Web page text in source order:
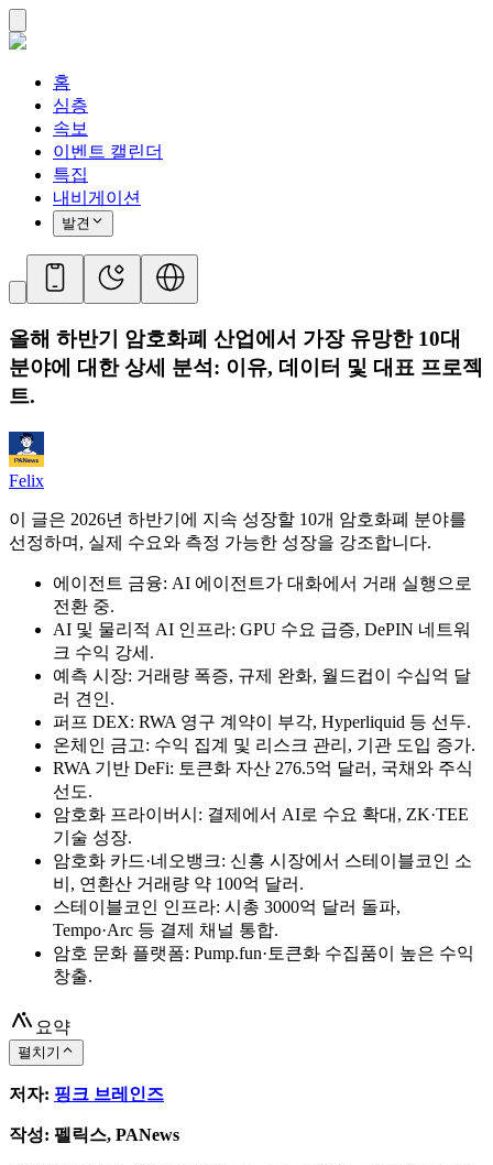
홈
심층
속보
이벤트 캘린더
특집
내비게이션
발견
올해 하반기 암호화폐 산업에서 가장 유망한 10대
분야에 대한 상세 분석: 이유, 데이터 및 대표 프로젝
트.
Felix
이 글은 2026년 하반기에 지속 성장할 10개 암호화폐 분야를
선정하며, 실제 수요와 측정 가능한 성장을 강조합니다.
에이전트 금융: AI 에이전트가 대화에서 거래 실행으로
전환 중.
AI 및 물리적 AI 인프라: GPU 수요 급증, DePIN 네트워
크 수익 강세.
예측 시장: 거래량 폭증, 규제 완화, 월드컵이 수십억 달
러 견인.
퍼프 DEX: RWA 영구 계약이 부각, Hyperliquid 등 선두.
온체인 금고: 수익 집계 및 리스크 관리, 기관 도입 증가.
RWA 기반 DeFi: 토큰화 자산 276.5억 달러, 국채와 주식
선도.
암호화 프라이버시: 결제에서 AI로 수요 확대, ZK·TEE
기술 성장.
암호화 카드·네오뱅크: 신흥 시장에서 스테이블코인 소
비, 연환산 거래량 약 100억 달러.
스테이블코인 인프라: 시총 3000억 달러 돌파,
Tempo·Arc 등 결제 채널 통합.
암호 문화 플랫폼: Pump.fun·토큰화 수집품이 높은 수익
창출.
요약
펼치기
저자: 핑크 브레인즈
작성: 펠릭스, PANews